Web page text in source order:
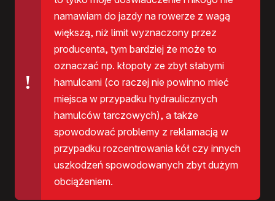
namawiam do jazdy na rowerze z wagą
większą, niż limit wyznaczony przez
producenta, tym bardziej że może to
oznaczać np. kłopoty ze zbyt słabymi
hamulcami (co raczej nie powinno mieć
miejsca w przypadku hydraulicznych
hamulców tarczowych), a także
spowodować problemy z reklamacją w
przypadku rozcentrowania kół czy innych
uszkodzeń spowodowanych zbyt dużym
obciążeniem.